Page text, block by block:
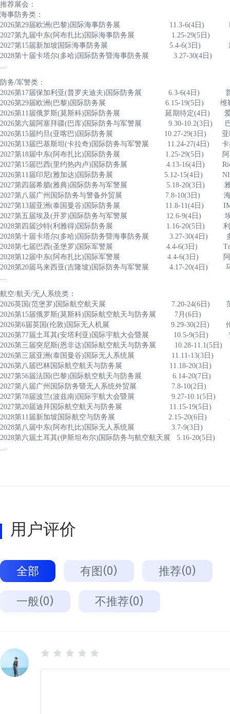
推荐展会：
海事防务类：
2026第29届欧洲(巴黎)国际海事防务展 11.3-6(4日) 巴
2027第九届中东(阿布扎比)国际海事防务展 1.25-29(5日
2027第15届新加坡国际海事防务展 5.4-6(3日) 新
2028第十届卡塔尔(多哈)国际防务暨海事防务展 3.27-
...
防务/军警类：
2026第17届保加利亚(普罗夫迪夫)国际防务展 6.3-6(4日)
2026第29届欧洲(巴黎)国际防务展 6.15-19(5日) 维勒
2026第11届俄罗斯(莫斯科)国际防务展 延期待定(4
2026第六届阿塞拜疆(巴库)国际防务与军警展 9.30-
2026第15届约旦(亚喀巴)国际防务展 10.27-29(3日) 亚
2026第13届巴基斯坦(卡拉奇)国际防务与军警展 11.24-
2027第18届中东(阿布扎比)国际防务展 1.25-29(5日) 阿
2027第15届巴西(里约热内卢)国际防务展 4.13-16(4日)
2026第11届印尼(雅加达)国际防务展 5.12-15(4日
2027第四届希腊(雅典)国际防务与军警展 5.18-20(3日)
2027第八届广州国际防务与警备外贸展 7.8-10(3日)
2027第13届亚洲(泰国曼谷)国际防务展 11.8-11(4日)
2027第五届埃及(开罗)国际防务与军警展 12.6-9(4日)
2028第四届沙特(利雅得)国际防务展 1.16-20(5日)
2028第十届卡塔尔(多哈)国际防务暨海事防务展 3.27-30(4
2028第七届巴西(圣堡罗)国际军警展 4.4-6(3日)
2028第12届中东(阿布扎比)国际军警展 4.4-6(3日) 阿
2028第20届马来西亚(吉隆坡)国际防务与军警展 4.17-20(4日)
...
航空/航天/无人系统类：
2026英国(范堡罗)国际航空航天展 7.20-24(6日)
2026第15届俄罗斯(莫斯科)国际航空航天与防务展 7月(6
2026第6届英国(伦敦)国际无人机展 9.29-30(2日) 伦
2026第77届土耳其(安塔利亚)国际宇航大会暨展
2026第三届突尼斯(恩非达)国际航空航天与防务展 10.28-
2026第三届亚洲(泰国曼谷)国际无人系统展 11.11-13(3日)
2026第八届巴林国际航空航天与防务展 11.18-20(3日) 麦纳
2027第56届法国(巴黎)国际航空航天与防务展 6.14-20(7日)
2027第八届广州国际防务暨无人系统外贸展 7.8-10(2
2027第78届波兰(波兹南)国际宇航大会暨展 9.27-
2027第20届迪拜国际航空航天与防务展 11.15-19(5日)
2028第11届新加坡国际航空与防务展 2.15-20(6日)
2028第八届中东(阿布扎比)国际无人系统展 3.7-9(3日)
2028第六届土耳其(伊斯坦布尔)国际防务与航空航天展 5.16-
...
用户评价
全部 有图(0) 推荐(0)
一般(0) 不推荐(0)